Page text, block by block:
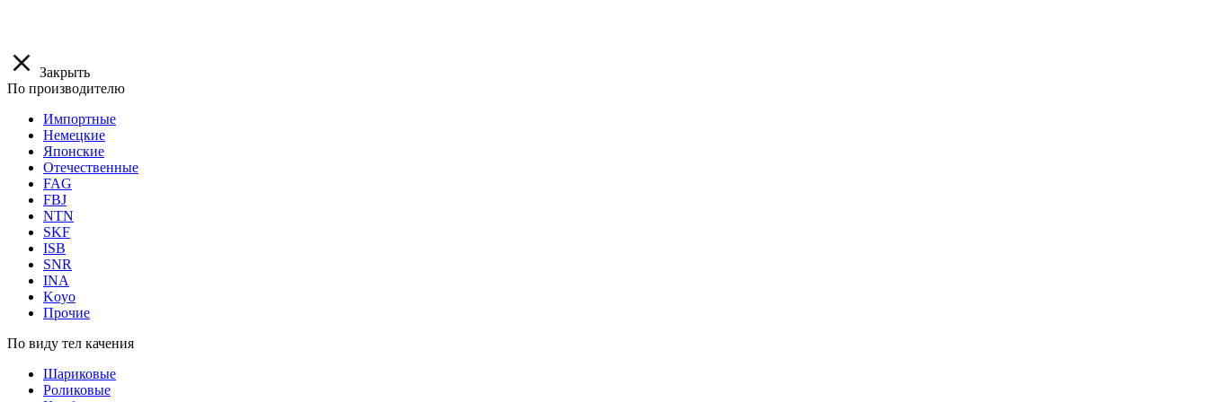
Закрыть
По производителю
Импортные
Немецкие
Японские
Отечественные
FAG
FBJ
NTN
SKF
ISB
SNR
INA
Koyo
Прочие
По виду тел качения
Шариковые
Роликовые